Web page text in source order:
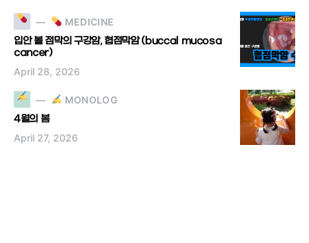
MEDICINE
입안 볼 점막의 구강암, 협점막암 (buccal mucosa
cancer)
April 28, 2026
MONOLOG
4월의 봄
April 27, 2026